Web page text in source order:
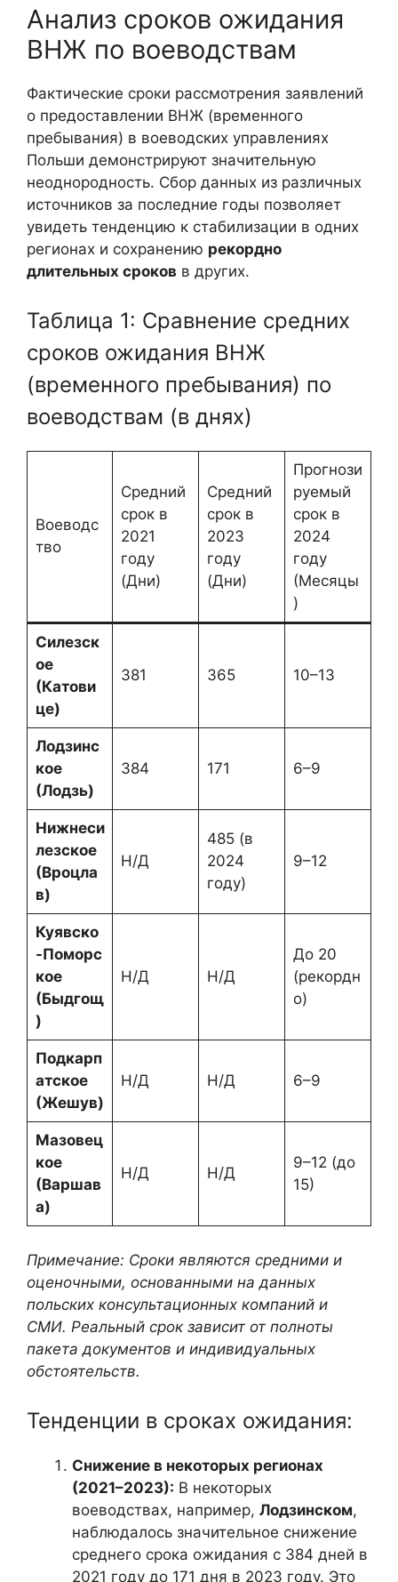
Анализ сроков ожидания
ВНЖ по воеводствам
Фактические сроки рассмотрения заявлений
о предоставлении ВНЖ (временного
пребывания) в воеводских управлениях
Польши демонстрируют значительную
неоднородность. Сбор данных из различных
источников за последние годы позволяет
увидеть тенденцию к стабилизации в одних
регионах и сохранению рекордно
длительных сроков в других.
Таблица 1: Сравнение средних
сроков ожидания ВНЖ
(временного пребывания) по
воеводствам (в днях)
Воеводс
тво
Средний
срок в
2021
году
(Дни)
Средний
срок в
2023
году
(Дни)
Прогнози
руемый
срок в
2024
году
(Месяцы
)
Силезск
ое
(Катови
це)
381 365 10–13
Лодзинс
кое
(Лодзь)
384 171 6–9
Нижнеси
лезское
(Вроцла
в)
Н/Д
485 (в
2024
году)
9–12
Куявско
-Поморс
кое
(Быдгощ
)
Н/Д Н/Д
До 20
(рекордн
о)
Подкарп
атское
(Жешув)
Н/Д Н/Д 6–9
Мазовец
кое
(Варшав
а)
Н/Д Н/Д
9–12 (до
15)
Примечание: Сроки являются средними и
оценочными, основанными на данных
польских консультационных компаний и
СМИ. Реальный срок зависит от полноты
пакета документов и индивидуальных
обстоятельств.
Тенденции в сроках ожидания:
Снижение в некоторых регионах
(2021–2023): В некоторых
воеводствах, например, Лодзинском,
наблюдалось значительное снижение
среднего срока ожидания с 384 дней в
2021 году до 171 дня в 2023 году. Это